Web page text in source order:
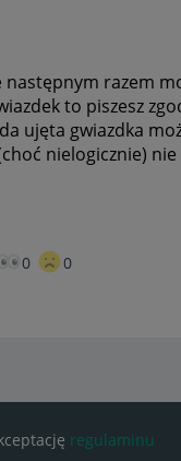
następnym razem
to piszesz
ujęta gwiazdka
nielogicznie)
0 0
regulaminu